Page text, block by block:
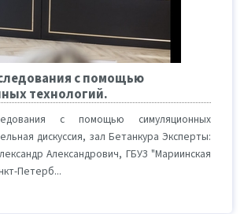
с помощью
технологий.
с помощью симуляционных
дискуссия, зал Бетанкура Эксперты:
Александрович, ГБУЗ "Мариинская
Петерб...